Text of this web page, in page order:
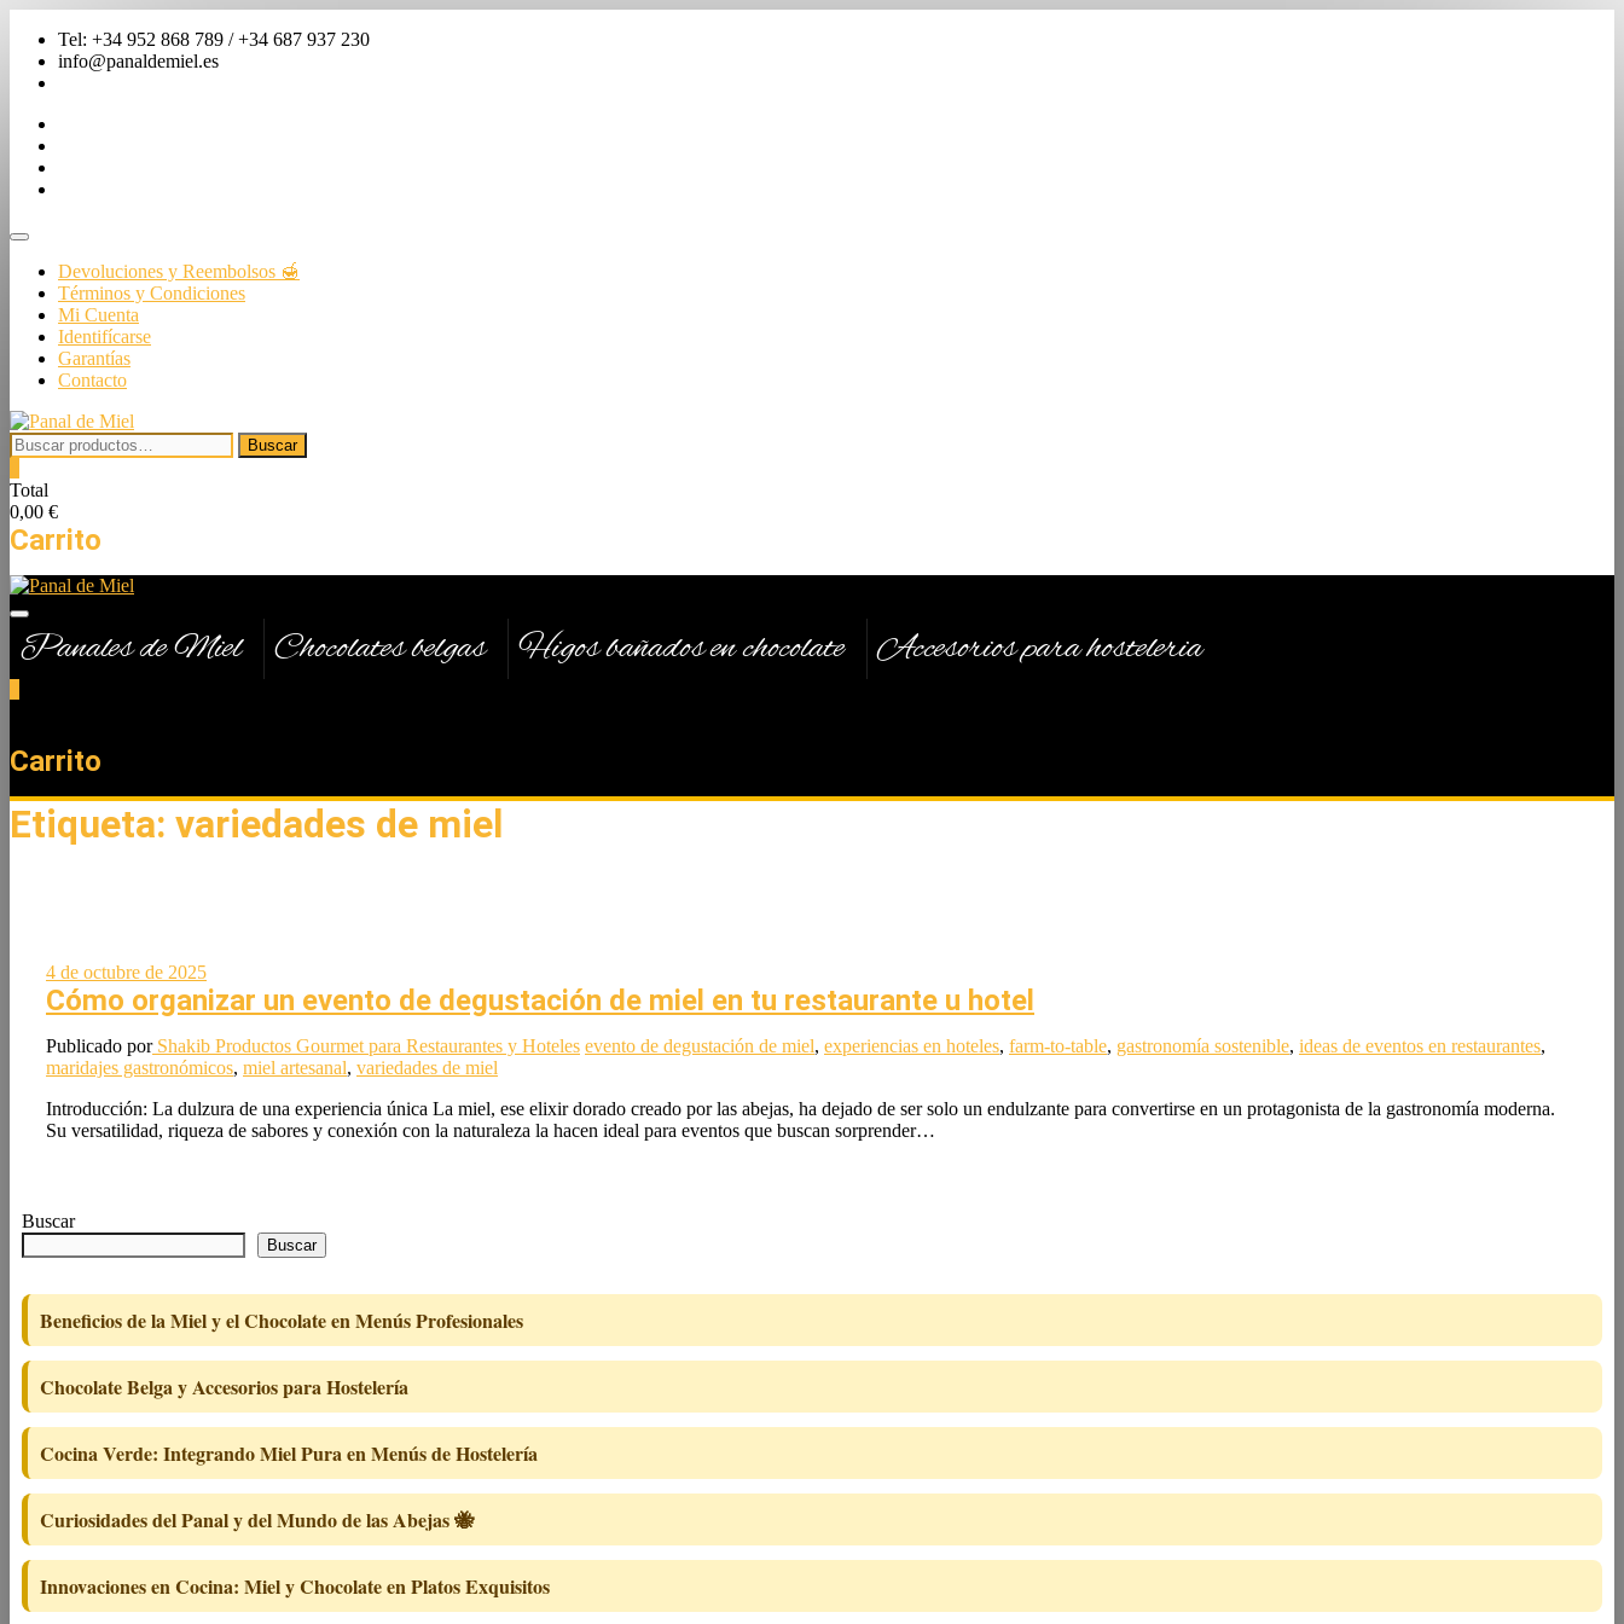
contenido
Tel: +34 952 868 789 / +34 687 937 230
info@panaldemiel.es
Menú
barra
superior
Devoluciones y Reembolsos 🍯
Términos y Condiciones
Mi Cuenta
Identifícarse
Garantías
Contacto
Buscar
por:
Buscar
Total
0,00 €
Carrito
Panales de Miel Chocolates belgas Higos bañados en chocolate Accesorios para hosteleria
Carrito
Etiqueta: variedades de miel
4 de octubre de 2025
Cómo organizar un evento de degustación de miel en tu restaurante u hotel
Publicado porShakib Productos Gourmet para Restaurantes y Hoteles evento de degustación de miel, experiencias en hoteles, farm-to-table, gastronomía sostenible, ideas de eventos en restaurantes,
maridajes gastronómicos, miel artesanal, variedades de miel
Introducción: La dulzura de una experiencia única La miel, ese elixir dorado creado por las abejas, ha dejado de ser solo un endulzante para convertirse en un protagonista de la gastronomía moderna.
Su versatilidad, riqueza de sabores y conexión con la naturaleza la hacen ideal para eventos que buscan sorprender…
Buscar
Buscar
Beneficios de la Miel y el Chocolate en Menús Profesionales
Chocolate Belga y Accesorios para Hostelería
Cocina Verde: Integrando Miel Pura en Menús de Hostelería
Curiosidades del Panal y del Mundo de las Abejas 🐝
Innovaciones en Cocina: Miel y Chocolate en Platos Exquisitos